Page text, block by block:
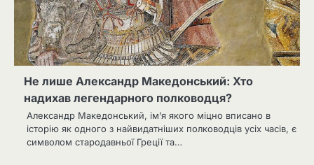
Не лише Александр Македонський: Хто
надихав легендарного полководця?
Александр Македонський, ім’я якого міцно вписано в
історію як одного з найвидатніших полководців усіх часів, є
символом стародавньої Греції та…